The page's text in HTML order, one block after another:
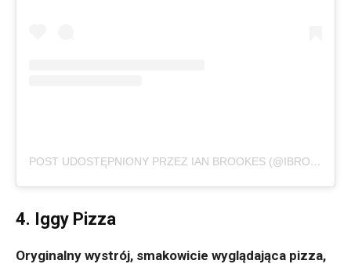
POST UDOSTĘPNIONY PRZEZ IAN BROOKES (@IBROOKES86)
4. Iggy Pizza
Oryginalny wystrój, smakowicie wyglądająca pizza,